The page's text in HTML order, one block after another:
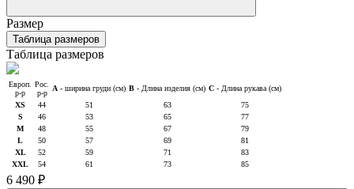
Размер
Таблица размеров
Таблица размеров
Европ.
р-р
Рос.
р-р
A - ширина груди (см) B - Длина изделия (см) C - Длина рукава (см)
XS
44 51 63
75
S
46 53 65
77
M
48 55 67
79
L
50 57 69
81
XL
52 59 71
83
XXL
54 61 73 85
6 490 ₽